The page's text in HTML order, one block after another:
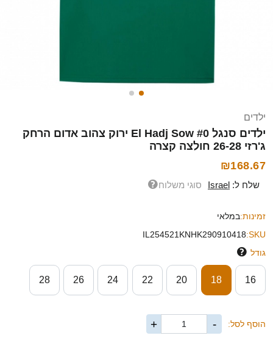
ילדים
ילדים סנגל El Hadj Sow #0 ירוק צהוב אדום הרחק
ג'רזי 26-28 חולצה קצרה
₪168.67
שלח ל: Israel סוגי משלוח
זמינות:במלאי
SKU:
IL254521KNHK290910418
גודל
16
18
20
22
24
26
28
הוסף לסל: -
+